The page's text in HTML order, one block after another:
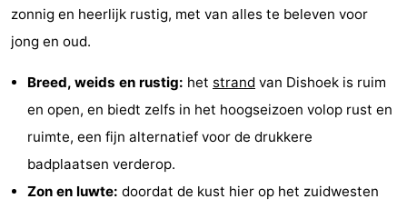
Binnenspeeltuinen
-
centra
Dorpen
Steden
Natuur
Rondleidingen
zonnig en heerlijk rustig, met van alles te beleven voor
jong en oud.
Breed, weids en rustig: het strand van Dishoek is ruim
en open, en biedt zelfs in het hoogseizoen volop rust en
ruimte, een fijn alternatief voor de drukkere
badplaatsen verderop.
Zon en luwte: doordat de kust hier op het zuidwesten